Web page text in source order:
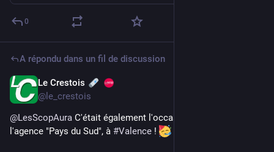
0
A répondu dans un fil de discussion
Le Crestois
@ le_crestois
@LesScopAura C'était également l'occasion d'inaugurer
l'agence "Pays du Sud", à #Valence !